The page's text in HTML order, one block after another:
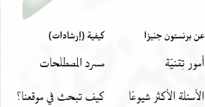
عن برنستون جنيزا
أمور تِقنيّة
الأسئلة الأكثر شيوعًا
كيفية (إرشادات)
مسرد المصطلحات
كيف تبحث في موقعنا؟